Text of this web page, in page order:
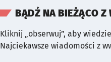
BĄDŹ NA BIEŻĄCO Z
Kliknij „obserwuj”, aby
Najciekawsze wiadomości z